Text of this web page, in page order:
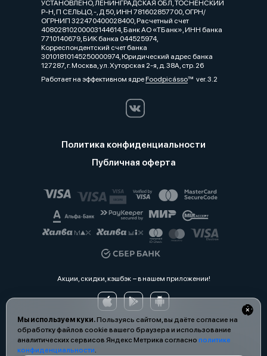
Мы используем куки.Пользуясь сайтом, вы даёте согласие на
обработку файлов cookie вашего браузера и использование
аналитических сервисов Яндекс Метрика согласно политике
конфиденциальности.
УСТАНОВЛЕНО, ЛЕНИНГРАДСКАЯ ОБЛ, ТОСНЕНСКИЙ
Р-Н, П СЕЛЬЦО, -, Д 50, ИНН 781602857700, ОГРН/
ОГРНИП 322470400028400, Расчетный счет
40802810200003144614, Банк АО «ТБанк», ИНН банка
7710140679, БИК банка 044525974,
Корреспондентский счет банка
30101810145250000974, Юридический адрес банка
127287, г. Москва, ул. Хуторская 2-я, д. 38А, стр. 26
Работает на эффективном ядреFoodpicássover. 3.2
Политика конфиденциальности
Публичная оферта
Акции, скидки, кэшбэк − в нашем приложении!